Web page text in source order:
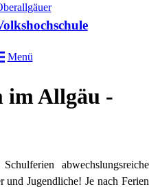
Menü
im Allgäu -
abwechslungsreiche
Jugendliche! Je nach Ferien